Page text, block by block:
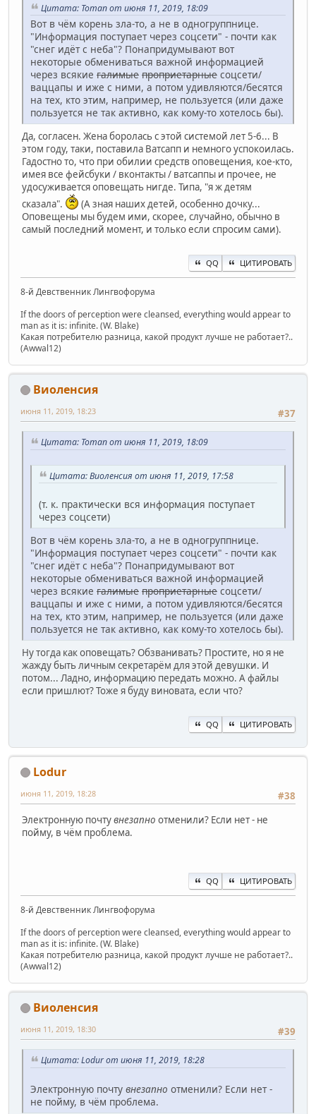
Цитата: Toman от июня 11, 2019, 18:09
Вот в чём корень зла-то, а не в одногруппнице.
"Информация поступает через соцсети" - почти как
"снег идёт с неба"? Понапридумывают вот
некоторые обмениваться важной информацией
через всякие галимые проприетарные соцсети/
ваццапы и иже с ними, а потом удивляются/бесятся
на тех, кто этим, например, не пользуется (или даже
пользуется не так активно, как кому-то хотелось бы).
Да, согласен. Жена боролась с этой системой лет 5-6... В
этом году, таки, поставила Ватсапп и немного успокоилась.
Гадостно то, что при обилии средств оповещения, кое-кто,
имея все фейсбуки / вконтакты / ватсаппы и прочее, не
удосуживается оповещать нигде. Типа, "я ж детям
сказала".
(А зная наших детей, особенно дочку...
Оповещены мы будем ими, скорее, случайно, обычно в
самый последний момент, и только если спросим сами).
QQ ЦИТИРОВАТЬ
8-й Девственник Лингвофорума
If the doors of perception were cleansed, everything would appear to
man as it is: infinite. (W. Blake)
Какая потребителю разница, какой продукт лучше не работает?..
(Awwal12)
Виоленсия
#37
июня 11, 2019, 18:23
Цитата: Toman от июня 11, 2019, 18:09
Цитата: Виоленсия от июня 11, 2019, 17:58
(т. к. практически вся информация поступает
через соцсети)
Вот в чём корень зла-то, а не в одногруппнице.
"Информация поступает через соцсети" - почти как
"снег идёт с неба"? Понапридумывают вот
некоторые обмениваться важной информацией
через всякие галимые проприетарные соцсети/
ваццапы и иже с ними, а потом удивляются/бесятся
на тех, кто этим, например, не пользуется (или даже
пользуется не так активно, как кому-то хотелось бы).
Ну тогда как оповещать? Обзванивать? Простите, но я не
жажду быть личным секретарём для этой девушки. И
потом... Ладно, информацию передать можно. А файлы
если пришлют? Тоже я буду виновата, если что?
QQ ЦИТИРОВАТЬ
Lodur
#38
июня 11, 2019, 18:28
Электронную почтувнезапно отменили? Если нет - не
пойму, в чём проблема.
QQ ЦИТИРОВАТЬ
8-й Девственник Лингвофорума
If the doors of perception were cleansed, everything would appear to
man as it is: infinite. (W. Blake)
Какая потребителю разница, какой продукт лучше не работает?..
(Awwal12)
Виоленсия
#39
июня 11, 2019, 18:30
Цитата: Lodur от июня 11, 2019, 18:28
Электронную почту внезапно отменили? Если нет -
не пойму, в чём проблема.